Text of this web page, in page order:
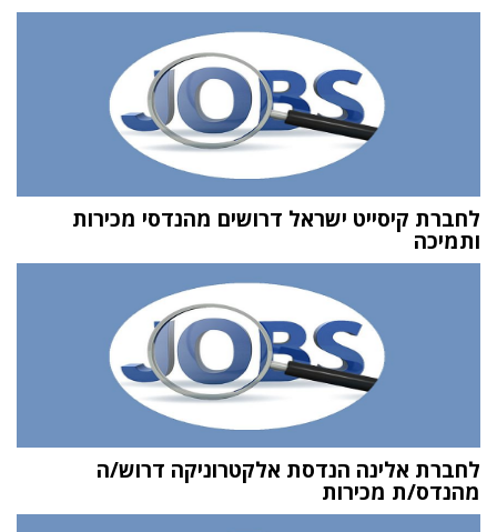
לחברת קיסייט ישראל דרושים מהנדסי מכירות
ותמיכה
לחברת אלינה הנדסת אלקטרוניקה דרוש/ה
מהנדס/ת מכירות